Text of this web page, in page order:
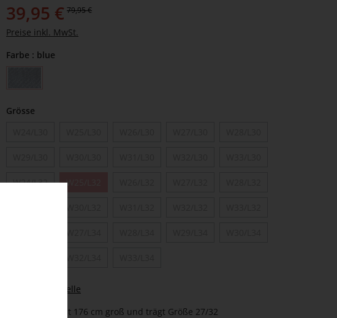
39,95 € 79,95 €
Preise inkl. MwSt.
Farbe : blue
Grösse
W24/L32 W25/L32
zur Größentabelle
Unser Model ist 176 cm groß und trägt Größe 27/32